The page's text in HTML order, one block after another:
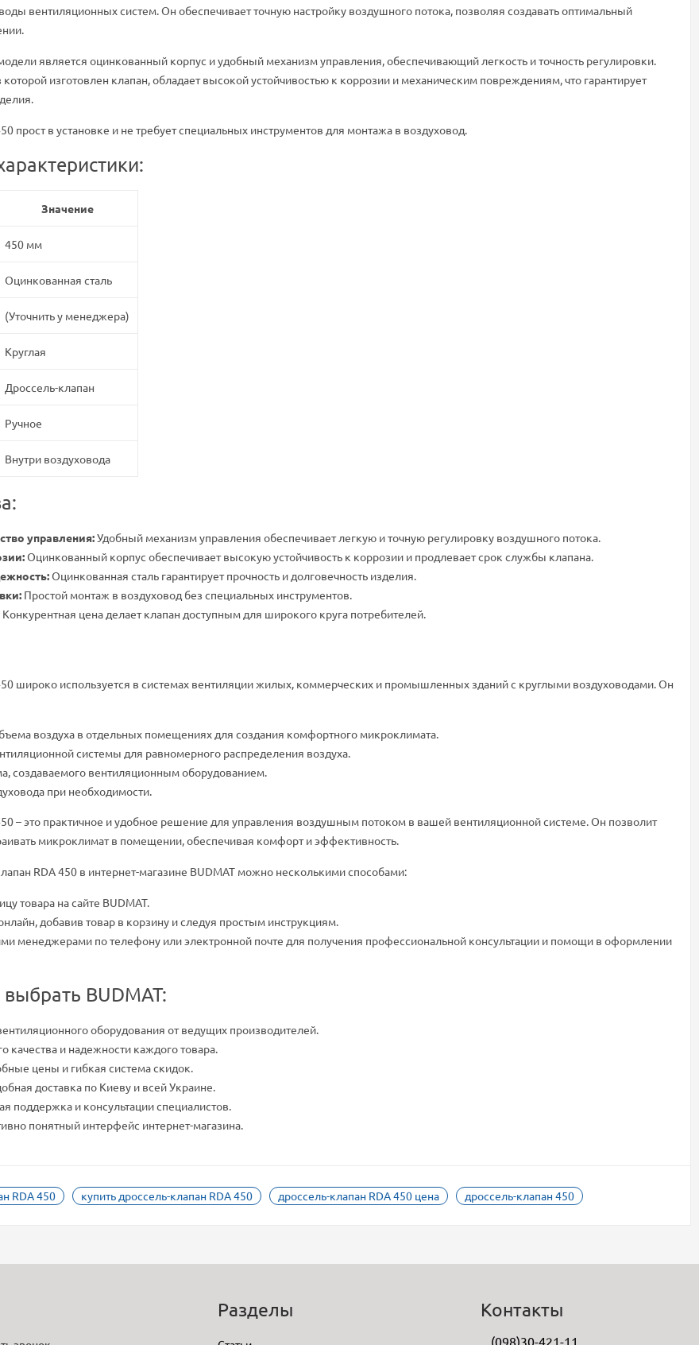
вентиляционных систем. Он обеспечивает точную настройку воздушного потока, позволяя создавать оптимальный
является оцинкованный корпус и удобный механизм управления, обеспечивающий легкость и точность регулировки.
изготовлен клапан, обладает высокой устойчивостью к коррозии и механическим повреждениям, что гарантирует
прост в установке и не требует специальных инструментов для монтажа в воздуховод.
Значение
450 мм
Оцинкованная сталь
(Уточнить у менеджера)
Круглая
Дроссель-клапан
Ручное
Внутри воздуховода
управления:Удобный механизм управления обеспечивает легкую и точную регулировку воздушного потока.
Оцинкованный корпус обеспечивает высокую устойчивость к коррозии и продлевает срок службы клапана.
Оцинкованная сталь гарантирует прочность и долговечность изделия.
Простой монтаж в воздуховод без специальных инструментов.
Конкурентная цена делает клапан доступным для широкого круга потребителей.
широко используется в системах вентиляции жилых, коммерческих и промышленных зданий с круглыми воздуховодами. Он
воздуха в отдельных помещениях для создания комфортного микроклимата.
системы для равномерного распределения воздуха.
создаваемого вентиляционным оборудованием.
при необходимости.
– это практичное и удобное решение для управления воздушным потоком в вашей вентиляционной системе. Он позволит
микроклимат в помещении, обеспечивая комфорт и эффективность.
RDA 450 в интернет-магазине BUDMAT можно несколькими способами:
товара на сайте BUDMAT.
добавив товар в корзину и следуя простым инструкциям.
менеджерами по телефону или электронной почте для получения профессиональной консультации и помощи в оформлении
BUDMAT:
оборудования от ведущих производителей.
качества и надежности каждого товара.
цены и гибкая система скидок.
доставка по Киеву и всей Украине.
поддержка и консультации специалистов.
понятный интерфейс интернет-магазина.
RDA 450 купить дроссель-клапан RDA 450 дроссель-клапан RDA 450 цена дроссель-клапан 450
Разделы Контакты
(098)30-421-11